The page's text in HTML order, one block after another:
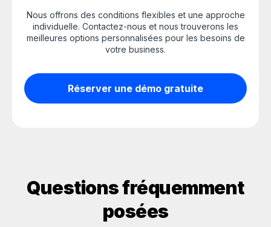
Nous offrons des conditions flexibles et une approche
individuelle. Contactez-nous et nous trouverons les
meilleures options personnalisées pour les besoins de
votre business.
Réserver une démo gratuite
Questions fréquemment
posées